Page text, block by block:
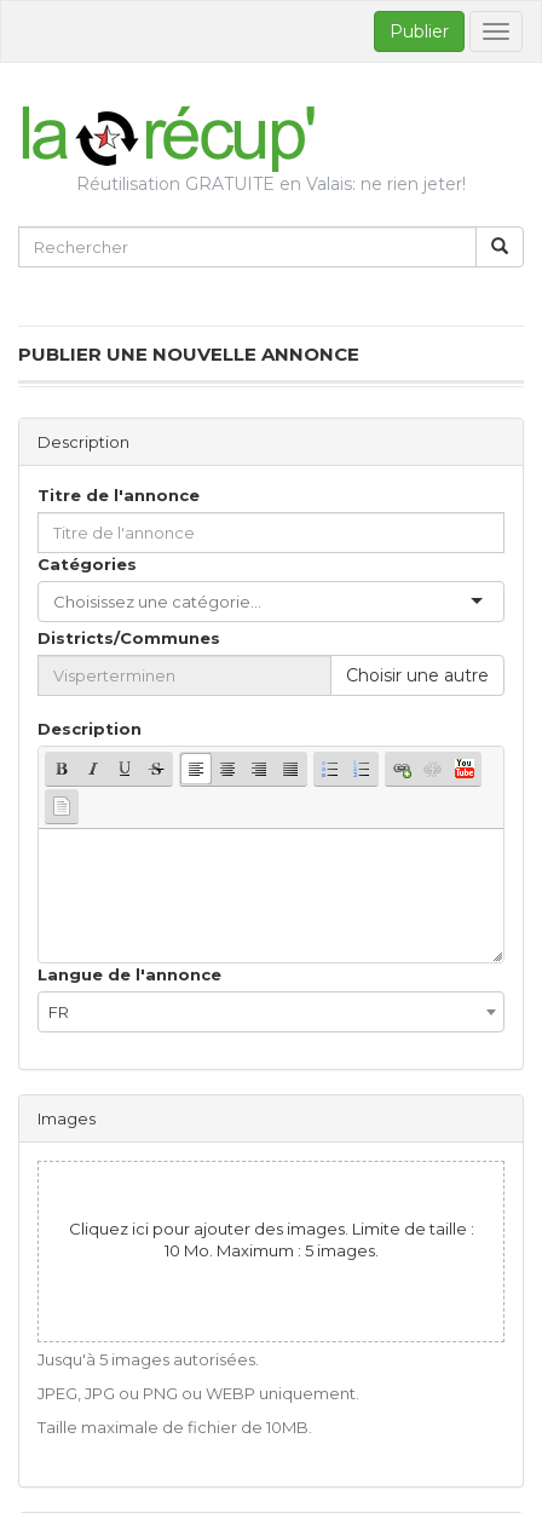
Publier
Réutilisation GRATUITE en Valais: ne rien jeter!
PUBLIER UNE NOUVELLE ANNONCE
Description
Titre de l'annonce
Catégories
Districts/Communes
Choisir une autre
Description
Langue de l'annonce
FR
Images
Cliquez ici pour ajouter des images. Limite de taille :
10 Mo. Maximum : 5 images.
Jusqu'à 5 images autorisées.
JPEG, JPG ou PNG ou WEBP uniquement.
Taille maximale de fichier de 10MB.